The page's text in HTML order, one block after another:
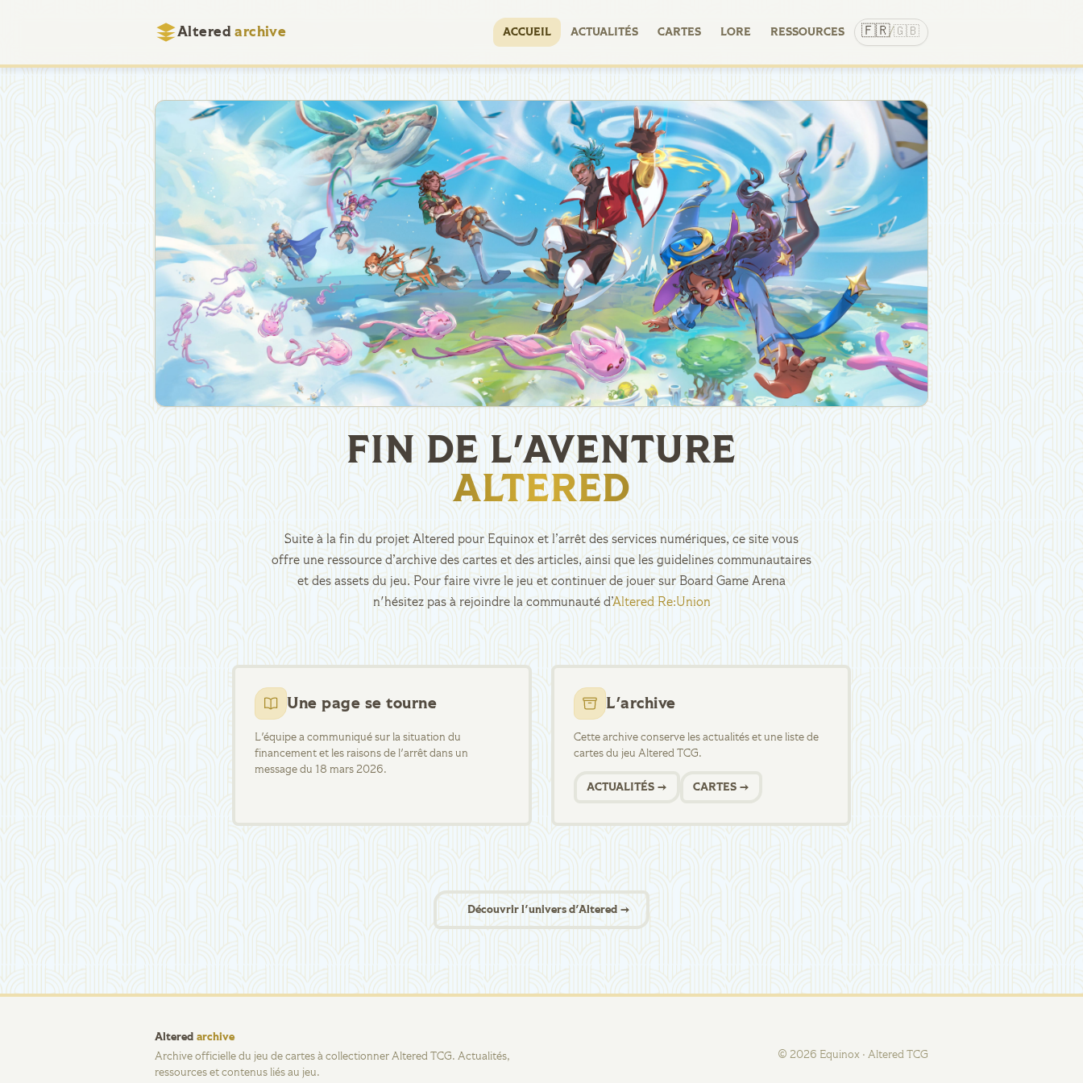
Altered archive ACCUEIL ACTUALITÉS CARTES LORE RESSOURCES 🇫🇷/🇬🇧
FIN DE L'AVENTURE
ALTERED
Suite à la fin du projet Altered pour Equinox et l’arrêt des services numériques, ce site vous
offre une ressource d’archive des cartes et des articles, ainsi que les guidelines communautaires
et des assets du jeu. Pour faire vivre le jeu et continuer de jouer sur Board Game Arena
n'hésitez pas à rejoindre la communauté d’Altered Re:Union
Une page se tourne
L'équipe a communiqué sur la situation du
financement et les raisons de l'arrêt dans un
message du 18 mars 2026.
L'archive
Cette archive conserve les actualités et une liste de
cartes du jeu Altered TCG.
ACTUALITÉS → CARTES →
Découvrir l'univers d'Altered →
Altered archive
Archive officielle du jeu de cartes à collectionner Altered TCG. Actualités,
ressources et contenus liés au jeu.
© 2026 Equinox · Altered TCG